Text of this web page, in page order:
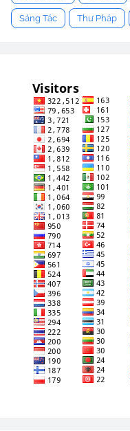
Sáng Tác Thư Pháp